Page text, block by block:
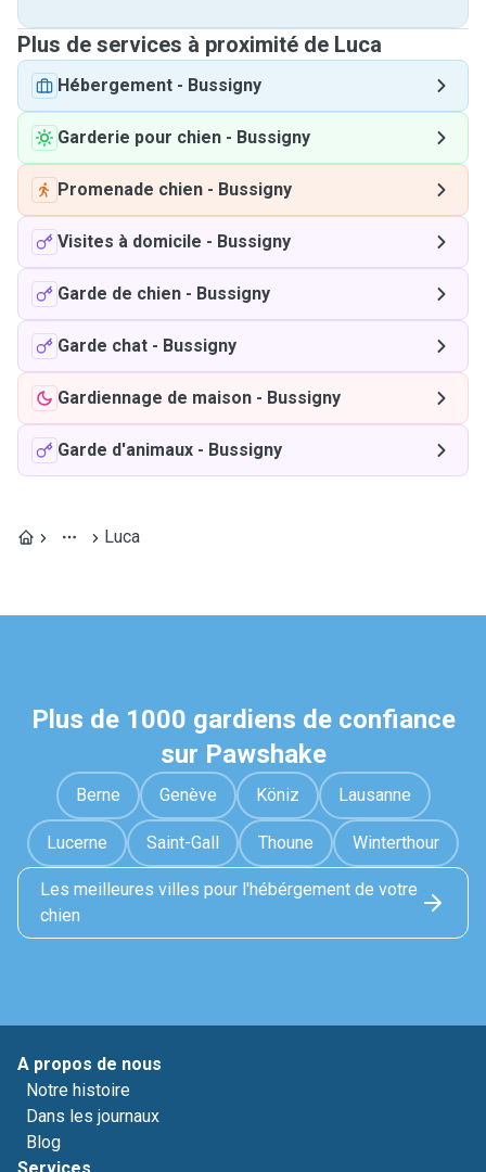
Plus de services à proximité de Luca
Hébergement - Bussigny
Garderie pour chien - Bussigny
Promenade chien - Bussigny
Visites à domicile - Bussigny
Garde de chien - Bussigny
Garde chat - Bussigny
Gardiennage de maison - Bussigny
Garde d'animaux - Bussigny
Luca
Plus de 1000 gardiens de confiance
sur Pawshake
Berne Genève Köniz Lausanne
Lucerne Saint-Gall Thoune Winterthour
Les meilleures villes pour l'hébérgement de votre
chien
A propos de nous
Notre histoire
Dans les journaux
Blog